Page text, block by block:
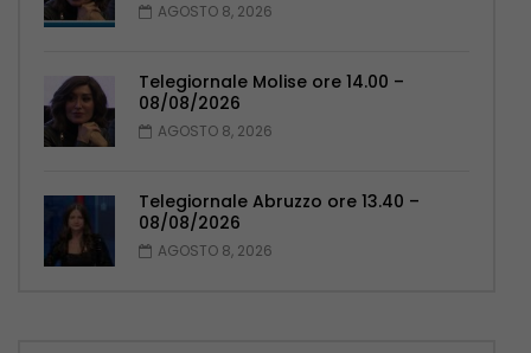
AGOSTO 8, 2026
Telegiornale Molise ore 14.00 –
08/08/2026
AGOSTO 8, 2026
Telegiornale Abruzzo ore 13.40 –
08/08/2026
AGOSTO 8, 2026